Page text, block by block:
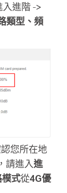
進階 ->
類型、頻
您所在地
請進入進
式從4G優